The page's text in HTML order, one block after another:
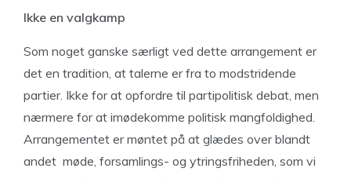
Ikke en valgkamp
Som noget ganske særligt ved dette arrangement er
det en tradition, at talerne er fra to modstridende
partier. Ikke for at opfordre til partipolitisk debat, men
nærmere for at imødekomme politisk mangfoldighed.
Arrangementet er møntet på at glædes over blandt
andet møde, forsamlings- og ytringsfriheden, som vi